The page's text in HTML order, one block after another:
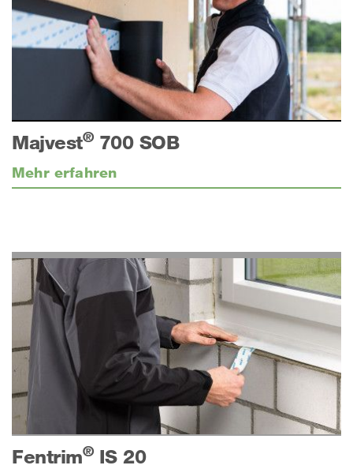
Majvest®700 SOB
Mehr erfahren
Fentrim®IS 20